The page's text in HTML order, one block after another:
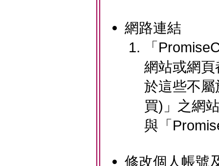
網路連結
「
網站或網
於這些不
買)」之網
與「
修改個人帳號